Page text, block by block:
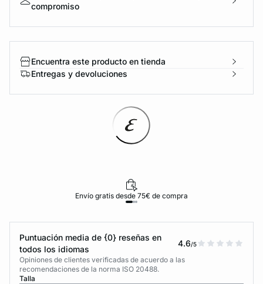
compromiso
Encuentra este producto en tienda
Entregas y devoluciones
Envío gratis desde 75€ de compra
Puntuación media de {0} reseñas en
todos los idiomas
4.6/5
Opiniones de clientes verificadas de acuerdo a las
recomendaciones de la norma ISO 20488.
Talla